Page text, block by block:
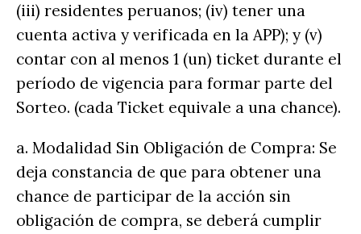
(iii) residentes peruanos; (iv) tener una
cuenta activa y verificada en la APP); y (v)
contar con al menos 1 (un) ticket durante el
período de vigencia para formar parte del
Sorteo. (cada Ticket equivale a una chance).
a. Modalidad Sin Obligación de Compra: Se
deja constancia de que para obtener una
chance de participar de la acción sin
obligación de compra, se deberá cumplir